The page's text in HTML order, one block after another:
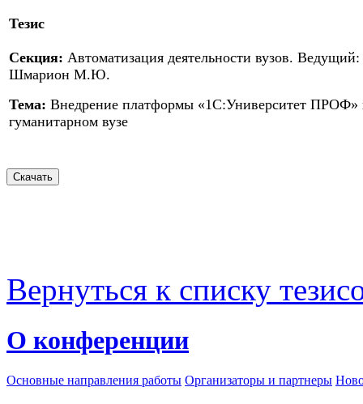
Тезис
Секция: Автоматизация деятельности вузов. Ведущий:
Шмарион М.Ю.
Тема: Внедрение платформы «1С:Университет ПРОФ»
гуманитарном вузе
Вернуться к списку
О конференции
Основные направления работы Организаторы и партнеры